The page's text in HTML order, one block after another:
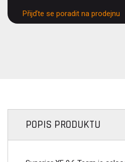
Přijďte se poradit na prodejnu
POPIS PRODUKTU